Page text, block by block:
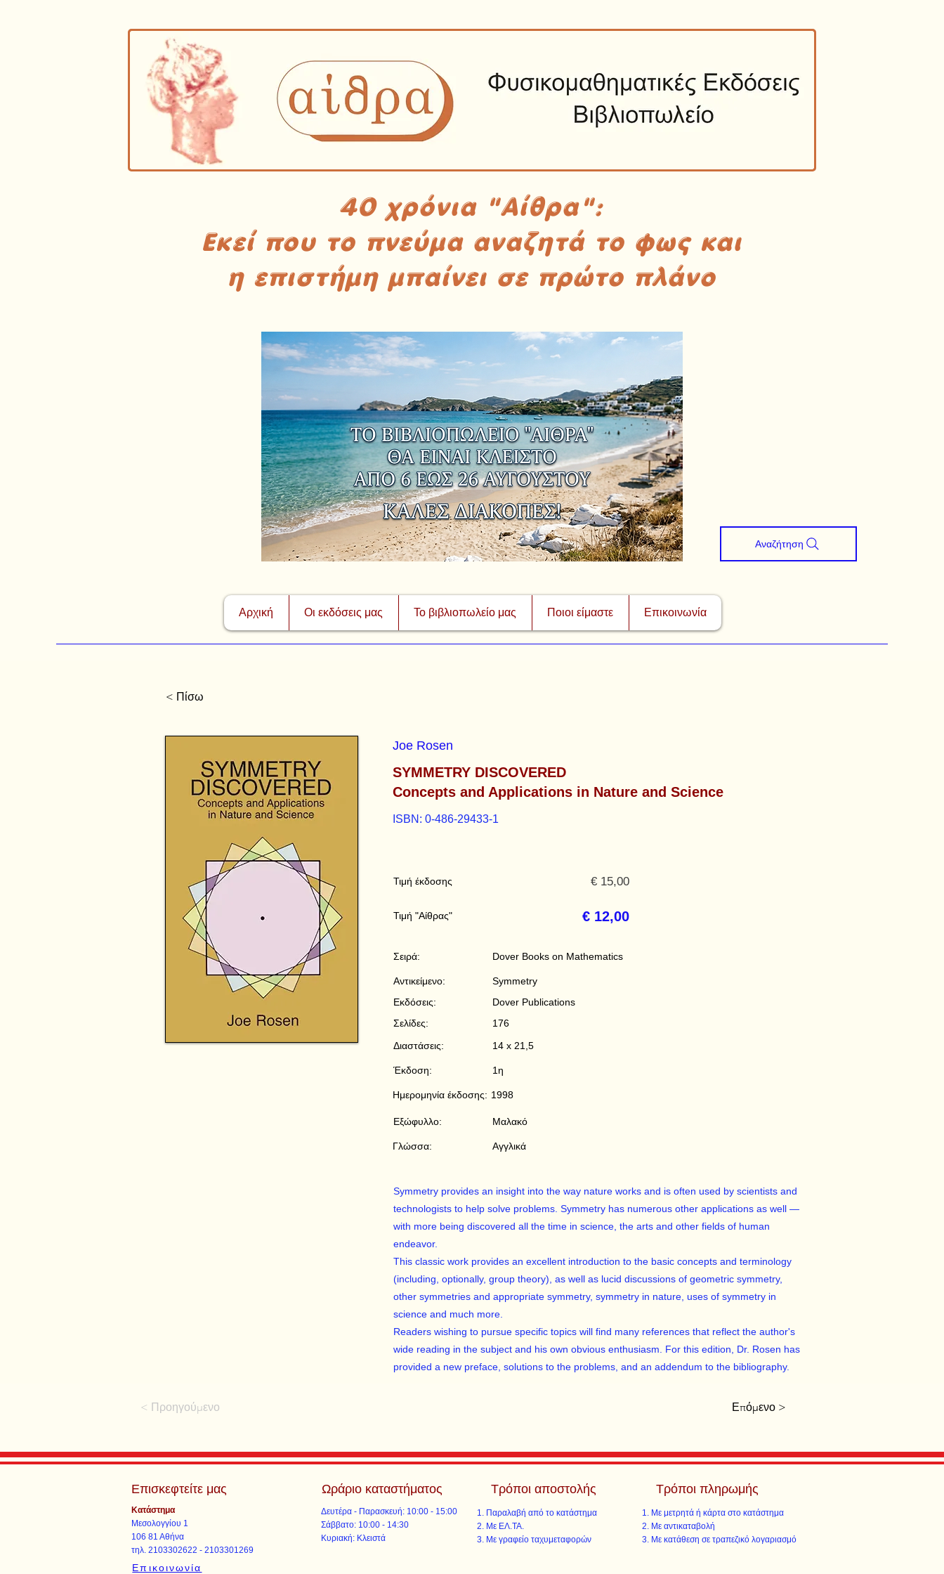
40 χρόνια "Αίθρα":
Εκεί που το πνεύμα αναζητά το φως και
η επιστήμη μπαίνει σε πρώτο πλάνο
Αρχική Οι εκδόσεις μας Το βιβλιοπωλείο μας Ποιοι είμαστε Επικοινωνία
Αναζήτηση
< Πίσω
Joe Rosen
SYMMETRY DISCOVERED
Concepts and Applications in Nature and Science
ISBN: 0-486-29433-1
Τιμή έκδοσης € 15,00
€ 12,00
Τιμή "Αίθρας"
Σειρά: Dover Books on Mathematics
Αντικείμενο:
Εκδόσεις:
Σελίδες:
Διαστάσεις:
Symmetry
Dover Publications
176
14 x 21,5
Έκδοση: 1η
Ημερομηνία έκδοσης: 1998
Εξώφυλλο:
Γλώσσα:
Μαλακό
Αγγλικά
Symmetry provides an insight into the way nature works and is often used by scientists and
technologists to help solve problems. Symmetry has numerous other applications as well —
with more being discovered all the time in science, the arts and other fields of human
endeavor.
This classic work provides an excellent introduction to the basic concepts and terminology
(including, optionally, group theory), as well as lucid discussions of geometric symmetry,
other symmetries and appropriate symmetry, symmetry in nature, uses of symmetry in
science and much more.
Readers wishing to pursue specific topics will find many references that reflect the author's
wide reading in the subject and his own obvious enthusiasm. For this edition, Dr. Rosen has
provided a new preface, solutions to the problems, and an addendum to the bibliography.
< Προηγούμενο Επόμενο >
Επισκεφτείτε μας
Κατάστημα
Μεσολογγίου 1
106 81 Αθήνα
τηλ. 2103302622 - 2103301269
Επικοινωνία
Ωράριο καταστήματος
Δευτέρα - Παρασκευή: 10:00 - 15:00
​​Σάββατο: 10:00 - 14:30
​Κυριακή: Κλειστά
Τρόποι αποστολής
Παραλαβή από το κατάστημα
Με ΕΛ.ΤΑ.​​
Με γραφείο ταχυμεταφορών​
Τρόποι πληρωμής
Με μετρητά ή κάρτα στο κατάστημα
Με αντικαταβολή
Με κατάθεση σε τραπεζικό λογαριασμό